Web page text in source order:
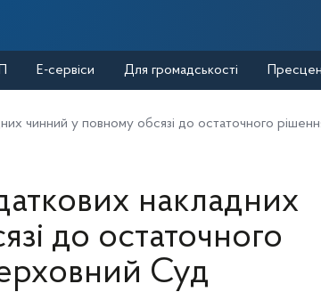
Е-сервіси Для громадськості
чинний у повному обсязі до остаточного
накладних
до остаточного
Суд